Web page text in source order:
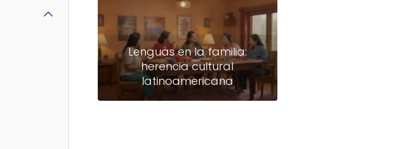
Lenguas en la familia:
herencia cultural
latinoamericana